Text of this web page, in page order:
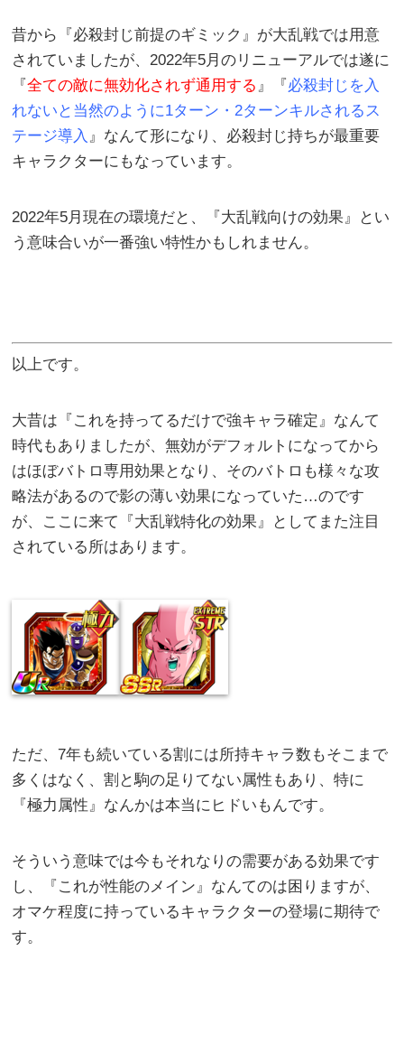
昔から『必殺封じ前提のギミック』が大乱戦では用意
されていましたが、2022年5月のリニューアルでは遂に
『全ての敵に無効化されず通用する 』『 必殺封じを入
れないと当然のように1ターン・2ターンキルされるス
テージ導入 』なんて形になり、必殺封じ持ちが最重要
キャラクターにもなっています。
2022年5月現在の環境だと、『大乱戦向けの効果』とい
う意味合いが一番強い特性かもしれません。
以上です。
大昔は『これを持ってるだけで強キャラ確定』なんて
時代もありましたが、無効がデフォルトになってから
はほぼバトロ専用効果となり、そのバトロも様々な攻
略法があるので影の薄い効果になっていた…のです
が、ここに来て『大乱戦特化の効果』としてまた注目
されている所はあります。
ただ、7年も続いている割には所持キャラ数もそこまで
多くはなく、割と駒の足りてない属性もあり、特に
『極力属性』なんかは本当にヒドいもんです。
そういう意味では今もそれなりの需要がある効果です
し、『これが性能のメイン』なんてのは困りますが、
オマケ程度に持っているキャラクターの登場に期待で
す。